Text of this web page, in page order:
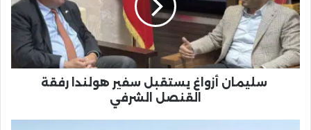
هولندا
رفقة
القنصل
الشرفي
سليمان أزواغ يستقبل سفير هولندا رفقة
القنصل الشرفي